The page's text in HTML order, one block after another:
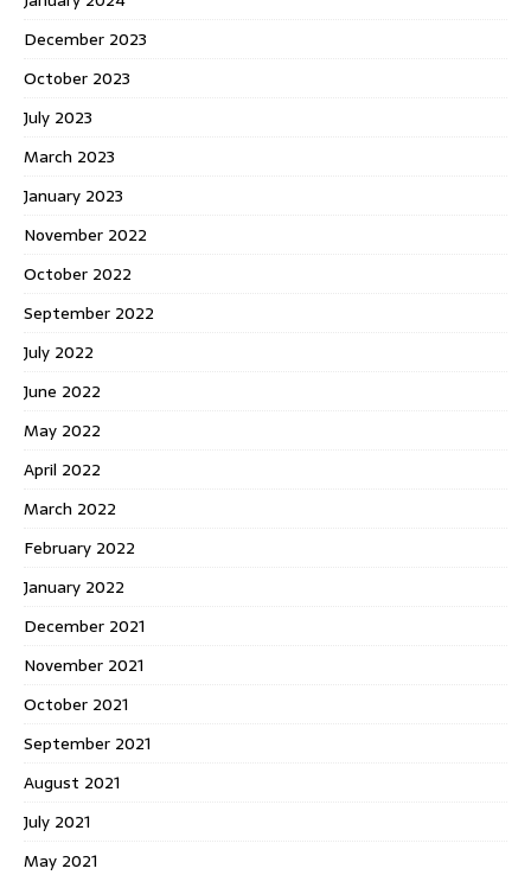
December 2023
October 2023
July 2023
March 2023
January 2023
November 2022
October 2022
September 2022
July 2022
June 2022
May 2022
April 2022
March 2022
February 2022
January 2022
December 2021
November 2021
October 2021
September 2021
August 2021
July 2021
May 2021